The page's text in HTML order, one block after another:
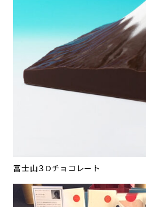
富士山３Dチョコレート